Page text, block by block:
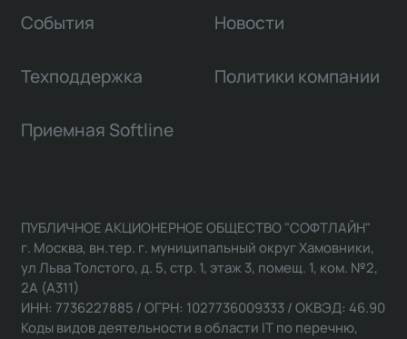
События Новости
Техподдержка Политики компании
Приемная Softline
ПУБЛИЧНОЕ АКЦИОНЕРНОЕ ОБЩЕСТВО "СОФТЛАЙН"
г. Москва, вн.тер. г. муниципальный округ Хамовники,
ул Льва Толстого, д. 5, стр. 1, этаж 3, помещ. 1, ком. №2,
2А (А311)
ИНН: 7736227885 / ОГРН: 1027736009333 / ОКВЭД: 46.90
Коды видов деятельности в области IT по перечню,